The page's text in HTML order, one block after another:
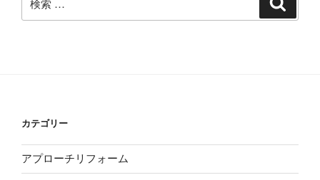
索:
カテゴリー
アプローチリフォーム